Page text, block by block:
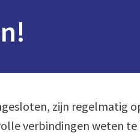
zijn
verbindingen weten